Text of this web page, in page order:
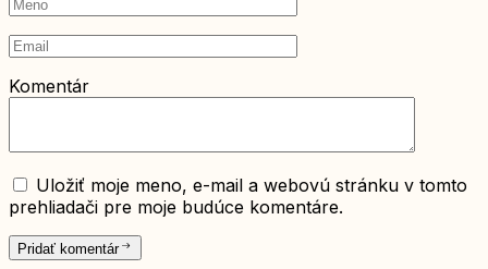
Komentár
Uložiť moje meno, e-mail a webovú stránku v tomto
prehliadači pre moje budúce komentáre.
Pridať komentár